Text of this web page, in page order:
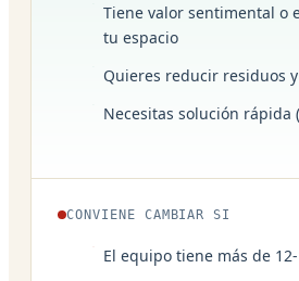
Tiene valor sentimental o
tu espacio
Quieres reducir residuos
Necesitas solución rápida
CONVIENE CAMBIAR SI
El equipo tiene más de